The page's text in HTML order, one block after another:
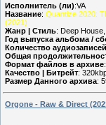
Исполнитель (ли):VA
Название: Quantize 2020:
(2021)
Жанр | Стиль: Deep
Год выпуска альбома /
Количество аудиозаписей
Общая
Формат файлов в архиве
Качество | Битрейт:
Размер Данного архива:
Orgone - Raw & Direct